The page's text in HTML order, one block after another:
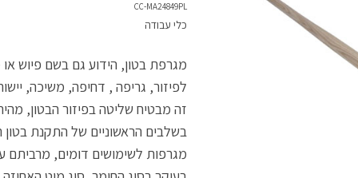
CC-MA24849PL
כלי עבודה
מגרפת בטון, הידוע גם בשם פיוש
לפיזור, גריפה , דחיפה, משיכה,
זה מבטיח שליטה בפיזור הבטון,
בשלבים הראשוניים של התקנת בטון
מגרפות לשימושים דומים, מרביתם